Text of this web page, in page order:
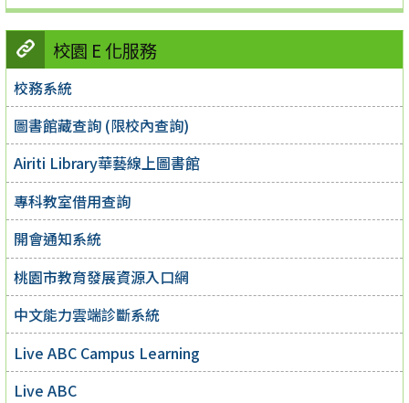
校園 E 化服務
校務系統
圖書館藏查詢 (限校內查詢)
Airiti Library華藝線上圖書館
專科教室借用查詢
開會通知系統
桃園市教育發展資源入口網
中文能力雲端診斷系統
Live ABC Campus Learning
Live ABC